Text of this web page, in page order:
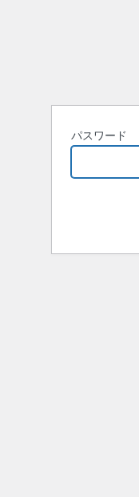
パスワード